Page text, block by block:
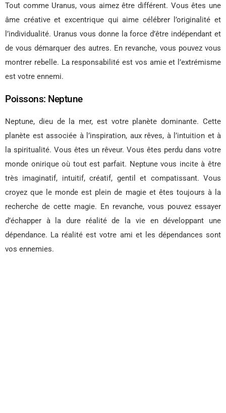
Tout comme Uranus, vous aimez être différent. Vous êtes une
âme créative et excentrique qui aime célébrer l’originalité et
l’individualité. Uranus vous donne la force d’être indépendant et
de vous démarquer des autres. En revanche, vous pouvez vous
montrer rebelle. La responsabilité est vos amie et l’extrémisme
est votre ennemi.
Poissons: Neptune
Neptune, dieu de la mer, est votre planète dominante. Cette
planète est associée à l’inspiration, aux rêves, à l’intuition et à
la spiritualité. Vous êtes un rêveur. Vous êtes perdu dans votre
monde onirique où tout est parfait. Neptune vous incite à être
très imaginatif, intuitif, créatif, gentil et compatissant. Vous
croyez que le monde est plein de magie et êtes toujours à la
recherche de cette magie. En revanche, vous pouvez essayer
d’échapper à la dure réalité de la vie en développant une
dépendance. La réalité est votre ami et les dépendances sont
vos ennemies.